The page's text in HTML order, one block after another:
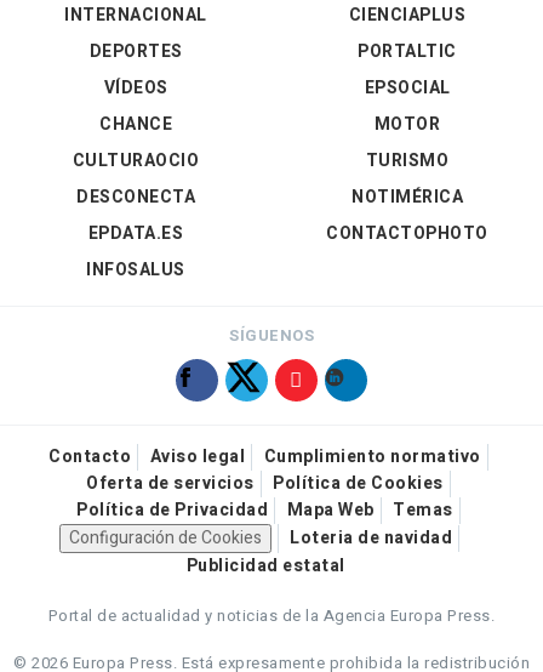
INTERNACIONAL
DEPORTES
VÍDEOS
CIENCIAPLUS
PORTALTIC
EPSOCIAL
CHANCE
CULTURAOCIO
DESCONECTA
EPDATA.ES
INFOSALUS
MOTOR
TURISMO
NOTIMÉRICA
CONTACTOPHOTO
SÍGUENOS
Contacto Aviso legal
Cumplimiento normativo
Oferta de servicios
Política de Cookies
Política de Privacidad
Mapa Web
Temas
Configuración de Cookies
Loteria de navidad
Publicidad estatal
Portal de actualidad y noticias de la Agencia Europa Press.
© 2026 Europa Press. Está expresamente prohibida la redistribución